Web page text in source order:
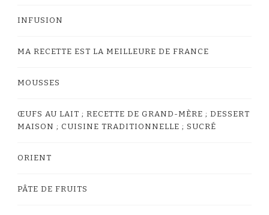
INFUSION
MA RECETTE EST LA MEILLEURE DE FRANCE
MOUSSES
ŒUFS AU LAIT ; RECETTE DE GRAND-MÈRE ; DESSERT
MAISON ; CUISINE TRADITIONNELLE ; SUCRÉ
ORIENT
PÂTE DE FRUITS